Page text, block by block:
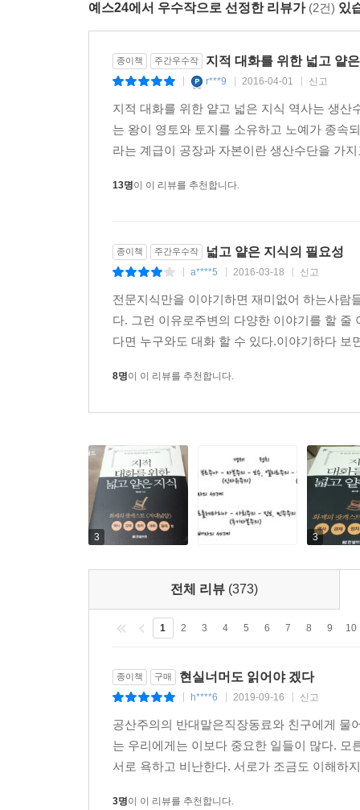
사람들은 아예 신발을 신지 않는다고 하니, 그곳
“구두 팔러 왔어.”
원주민 족장이 말했다.
“줄 게 없는데.”
생각해보니 그렇다. 원주민들은 가진 게 없어서
“소 한 마리당 구두 다섯 켤레로 하자.”
“나는 당신의 말을 이해할 수 없다. 소에게는 우
B가 준비해온 총을 뽑아서 족장과 함께 나온 원주
원주민 족장이 말했다.
“일곱 켤레로 하시죠.”
시장이 개척되었다.
했다. 원주민이 제공한 원재료로 구두를 가공하
식민지를 개척하는 제국주의 시대가 도래한 것이다.
인류는 역사가 시작된 이래 왕이라는 존재의 지
을 갖지 못한 채 인류는 존재해온 것이다. 그러다
대혁명이다. 프랑스 대혁명을 계기로, 지배를 받
일 뿐이었다. 하지만 왕을 몰아낸 프랑스 대혁명
A는 단두대로 걸음을 옮겼다. A의 모습이 보이기
해주면서 알게 된 그들의 권력욕은 마음으로나
신론적인 말들이 어쩐지 찜찜했다. 어쩐지 무신
멀리 신과 가장 가까울 것 같은 A가 단두대에 목
다. 그리고 중세가 끝나는 순간이었다.
---「중세 봉건제사회 : 계급은 더욱 세분화되었다
우리는 이제까지 보수와 진보, 그리고 민주주의
예스24에서 우수작으로 선정한 리뷰가 (2건) 있
종이책 주간우수작 지적 대화를 위한 넓고 얕
r***9 2016-04-01 신고
지적 대화를 위한 얕고 넓은 지식 역사는 생
는 왕이 영토와 토지를 소유하고 노예가 종속
라는 계급이 공장과 자본이란 생산수단을 가
13명이 이 리뷰를 추천합니다.
종이책 주간우수작 넓고 얕은 지식의 필요성
a****5 2016-03-18 신고
전문지식만을 이야기하면 재미없어 하는사람
다. 그런 이유로주변의 다양한 이야기를 할
다면 누구와도 대화 할 수 있다.이야기하다
8명이 이 리뷰를 추천합니다.
3 3
전체 리뷰 (373)
1 2 3 4 5 6 7 8 9 10
종이책 구매 현실너머도 읽어야 겠다
h****6 2019-09-16 신고
공산주의의 반대말은직장동료와 친구에게 물
는 우리에게는 이보다 중요한 일들이 많다.
서로 욕하고 비난한다. 서로가 조금도 이해하
3명이 이 리뷰를 추천합니다.